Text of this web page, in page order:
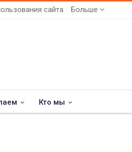
сайта Больше
Кто мы